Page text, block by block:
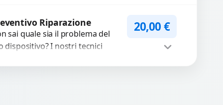
avanzati per
file importanti
di...
PreventivoRiparazione
sai quale sia il problema del
dispositivo? I nostri tecnici
20,00€